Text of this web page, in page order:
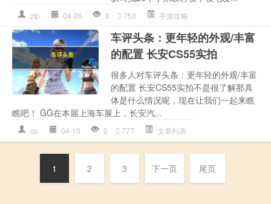
ztp 04-26 0 753 手游攻略
车评头条：更年轻的外观/丰富
的配置 长安CS55实拍
很多人对车评头条：更年轻的外观/丰富
的配置 长安CS55实拍不是很了解那具
体是什么情况呢，现在让我们一起来瞧
瞧吧！ ĠĠ在本届上海车展上，长安汽...
cp 04-10 0 777 文章列表
1 2 3 下一页 尾页